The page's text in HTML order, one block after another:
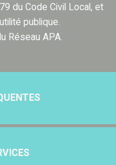
du Code Civil Local, et
publique.
Réseau APA.